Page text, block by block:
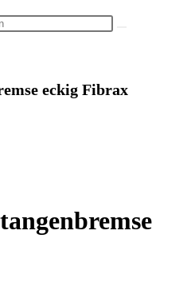
eckig Fibrax